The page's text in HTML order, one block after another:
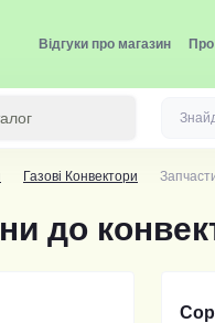
Відгуки про магазин
Газові Конвектори
до